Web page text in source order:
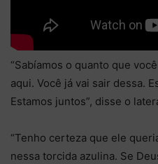
“Sabíamos o quanto que
aqui. Você já vai sair dessa.
Estamos juntos”, disse o
“Tenho certeza que ele
nessa torcida azulina. Se